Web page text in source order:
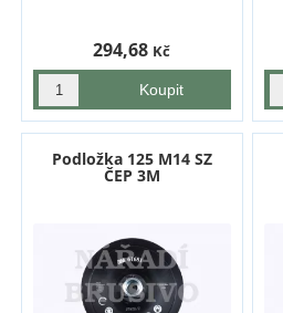
294,68 Kč
Podložka 125 M14 SZ
ČEP 3M